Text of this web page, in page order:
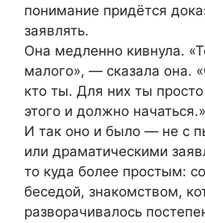
понимание придётся
заявлять.
Она медленно кивнула.
малого», — сказала она.
кто ты. Для них ты
этого и должно начаться.»
И так оно и было — не с
или драматическими
то куда более простым:
беседой, знакомством,
разворачивалось